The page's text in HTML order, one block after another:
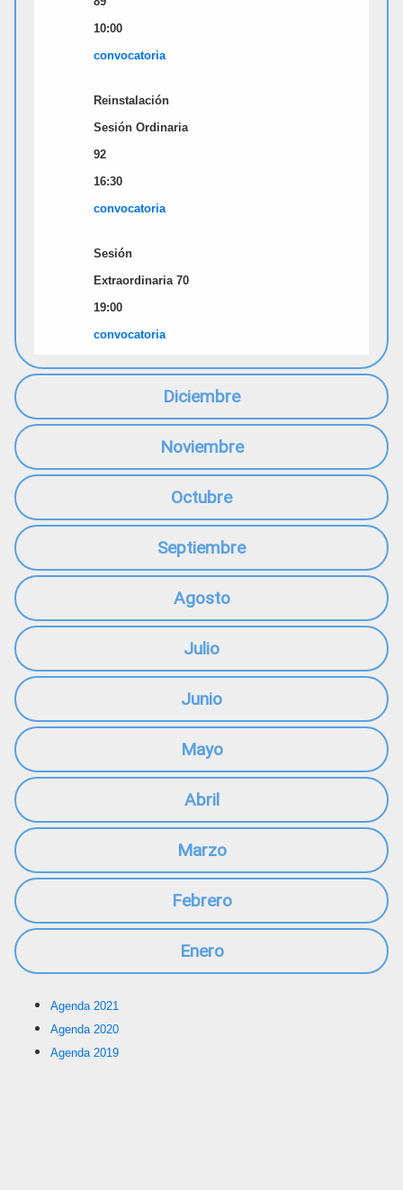
10:00
convocatoria
Reinstalación
Sesión Ordinaria
92
16:30
convocatoria
Sesión
Extraordinaria 70
19:00
convocatoria
Diciembre
Noviembre
Octubre
Septiembre
Agosto
Julio
Junio
Mayo
Abril
Marzo
Febrero
Enero
Agenda 2021
Agenda 2020
Agenda 2019